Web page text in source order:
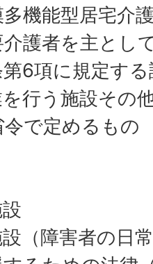
機能型居宅介
護者を主とし
6項に規定す
行う施設その
で定めるもの
（障害者の日